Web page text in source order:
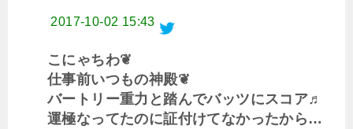
2017-10-02 15:43
こにゃちわ❦
仕事前いつもの神殿❦
バートリー重力と踏んでバッツにスコア♬
運極なってたのに証付けてなかったから…